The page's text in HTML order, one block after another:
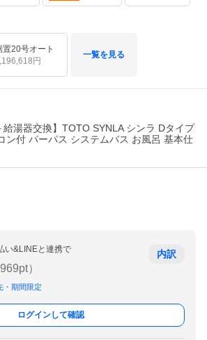
置20号オート
円
一覧を見る
給湯器交換】TOTO SYNLA シンラ Dタイプ
ン付 パーパス システムバス お風呂 基本仕
い&LINEと連携で
pt）
・期間限定
内訳
ログインして確認